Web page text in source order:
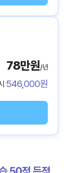
78만원/년
546,000원